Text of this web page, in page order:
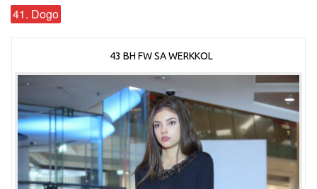
41. Dogo
43 BH FW SA WERKKOL